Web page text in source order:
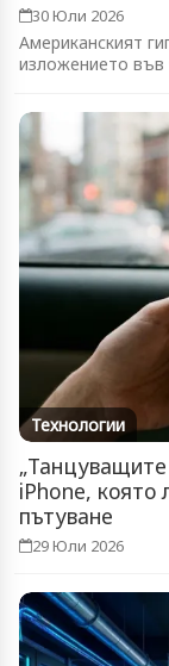
30 Юли 2026
Американският
изложението
Технологии
iPhone, която
пътуване
29 Юли 2026